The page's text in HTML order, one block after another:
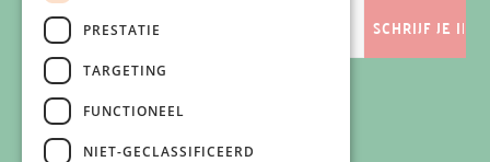
mailadres
Volg ons
PRESTATIE
TARGETING
FUNCTIONEEL
NIET-GECLASSIFICEERD